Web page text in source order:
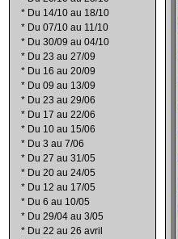
* Du 14/10 au 18/10
* Du 07/10 au 11/10
* Du 30/09 au 04/10
* Du 23 au 27/09
* Du 16 au 20/09
* Du 09 au 13/09
* Du 23 au 29/06
* Du 17 au 22/06
* Du 10 au 15/06
* Du 3 au 7/06
* Du 27 au 31/05
* Du 20 au 24/05
* Du 12 au 17/05
* Du 6 au 10/05
* Du 29/04 au 3/05
* Du 22 au 26 avril